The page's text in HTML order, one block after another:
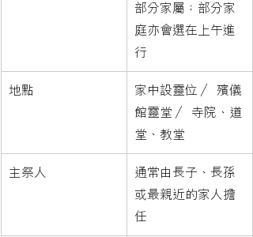
部分家屬；部分家
庭亦會選在上午進
行
地點
家中設靈位 ／ 殯儀
館靈堂 ／ 寺院、道
堂、教堂
主祭人
通常由長子、長孫
或最親近的家人擔
任